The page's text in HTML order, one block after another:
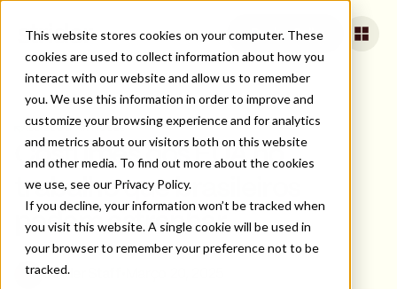
This website stores cookies on your computer. These
cookies are used to collect information about how you
interact with our website and allow us to remember
you. We use this information in order to improve and
customize your browsing experience and for analytics
and metrics about our visitors both on this website
and other media. To find out more about the cookies
we use, see our Privacy Policy.
If you decline, your information won’t be tracked when
you visit this website. A single cookie will be used in
your browser to remember your preference not to be
tracked.
Book a Call
ALL BLOG ARTICLES
Costumes dos EUA no
trabalho que brasileiros
podem estranhar
Strider Staff